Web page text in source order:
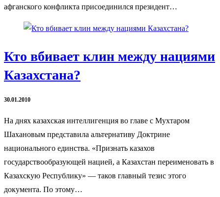
афганского конфликта присоединился президент…
Кто вбивает клин между нациями
Казахстана?
30.01.2010
На днях казахская интеллигенция во главе с Мухтаром
Шахановым представила альтернативу Доктрине
национального единства. «Признать казахов
государствообразующей нацией, а Казахстан переименовать в
Казахскую Республику» — таков главный тезис этого
документа. По этому…